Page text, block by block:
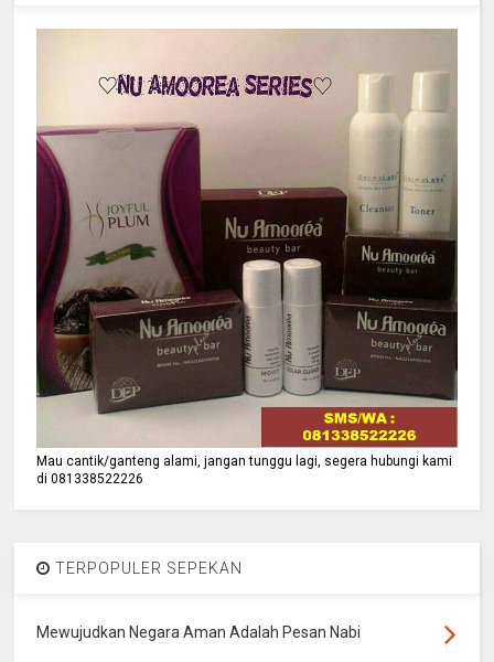
Mau cantik/ganteng alami, jangan tunggu lagi, segera hubungi kami
di 081338522226
TERPOPULER SEPEKAN
Mewujudkan Negara Aman Adalah Pesan Nabi